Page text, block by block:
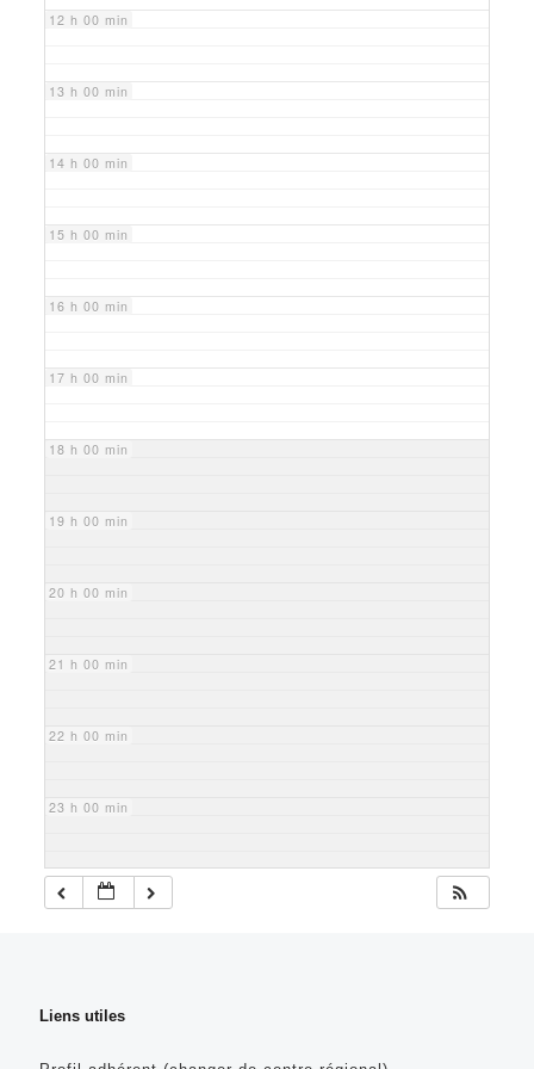
12 h 00 min
13 h 00 min
14 h 00 min
15 h 00 min
16 h 00 min
17 h 00 min
18 h 00 min
19 h 00 min
20 h 00 min
21 h 00 min
22 h 00 min
23 h 00 min
Liens utiles